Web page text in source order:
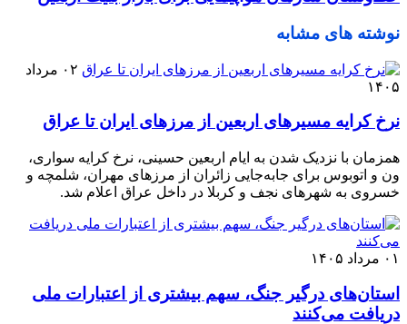
نوشته های مشابه
۰۲ مرداد
۱۴۰۵
نرخ کرایه مسیرهای اربعین از مرزهای ایران تا عراق
همزمان با نزدیک شدن به ایام اربعین حسینی، نرخ کرایه سواری،
ون و اتوبوس برای جابه‌جایی زائران از مرزهای مهران، شلمچه و
خسروی به شهرهای نجف و کربلا در داخل عراق اعلام شد.
۰۱ مرداد ۱۴۰۵
استان‌های درگیر جنگ، سهم بیشتری از اعتبارات ملی
دریافت می‌کنند